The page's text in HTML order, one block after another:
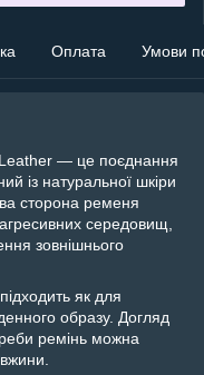
Оплата Умови
Leather — це поєднання
із натуральної шкіри
сторона ременя
середовищ,
зовнішнього
як для
образу. Догляд
ремінь можна